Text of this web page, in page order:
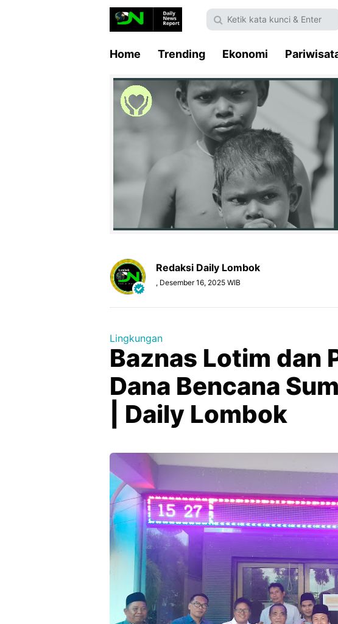
Home Trending Ekonomi
Redaksi Daily Lombok
, Desember 16, 2025 WIB
Lingkungan
Baznas Lotim dan
Dana Bencana
| Daily Lombok